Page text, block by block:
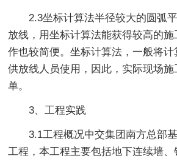
2.3坐标计算法半径较大的圆弧平
放线，用坐标计算法能获得较高的
作也较简便。坐标计算法，一般将计
供放线人员使用，因此，实际现场
单。
3、工程实践
3.1工程概况中交集团南方总部基
工程，本工程主要包括地下连续墙、